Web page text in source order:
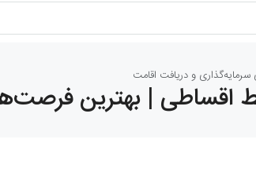
و دریافت اقامت
اقساطی | بهترین